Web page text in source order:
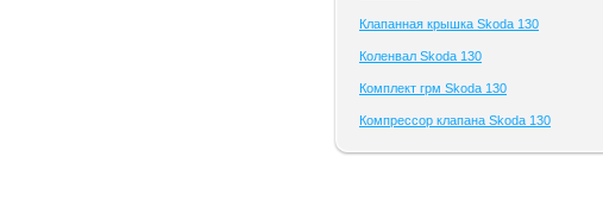
Клапанная крышка Skoda 130
Коленвал Skoda 130
Комплект грм Skoda 130
Компрессор клапана Skoda 130